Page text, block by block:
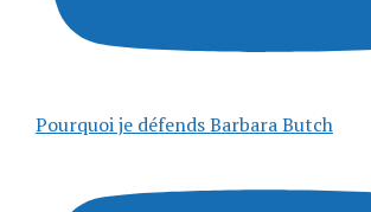
Pourquoi je défends Barbara Butch